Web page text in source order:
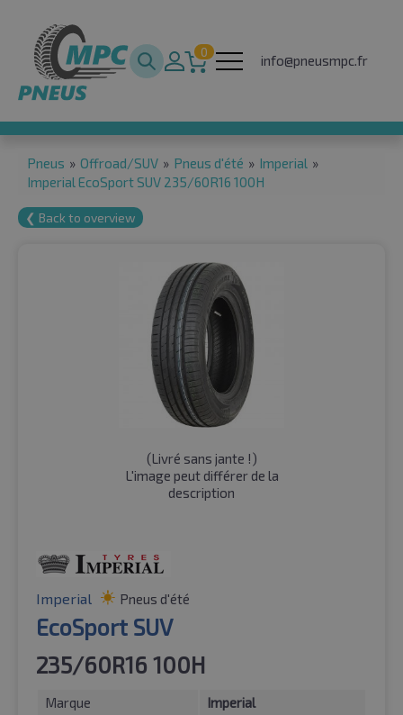
0
info@pneusmpc.fr
Pneus » Offroad/SUV » Pneus d'été » Imperial »
Imperial EcoSport SUV 235/60R16 100H
❮ Back to overview
(Livré sans jante !)
L'image peut différer de la
description
Imperial Pneus d'été
EcoSport SUV
235/60R16 100H
Marque
Imperial